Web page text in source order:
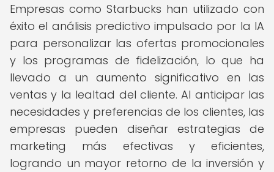
Empresas como Starbucks han utilizado con
éxito el análisis predictivo impulsado por la IA
para personalizar las ofertas promocionales
y los programas de fidelización, lo que ha
llevado a un aumento significativo en las
ventas y la lealtad del cliente. Al anticipar las
necesidades y preferencias de los clientes, las
empresas pueden diseñar estrategias de
marketing más efectivas y eficientes,
logrando un mayor retorno de la inversión y